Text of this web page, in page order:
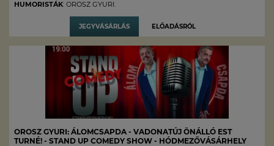
HUMORISTÁK: OROSZ GYURI.
JEGYVÁSÁRLÁS ELŐADÁSRÓL
OROSZ GYURI: ÁLOMCSAPDA - VADONATÚJ ÖNÁLLÓ EST
TURNÉ! - STAND UP COMEDY SHOW - HÓDMEZŐVÁSÁRHELY